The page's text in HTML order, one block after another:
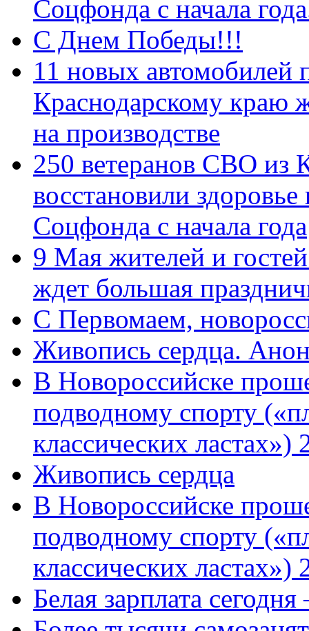
Соцфонда с начала
С Днем Победы!!!
11 новых автомобилей
Краснодарскому краю
на производстве
250 ветеранов СВО из
восстановили
Соцфонда с начала года
9 Мая жителей и
ждет большая
C Первомаем,
Живопись сердца.
В Новороссийске
подводному спорту
классических
Живопись сердца
В Новороссийске
подводному спорту
классических ластах»)
Белая зарплата